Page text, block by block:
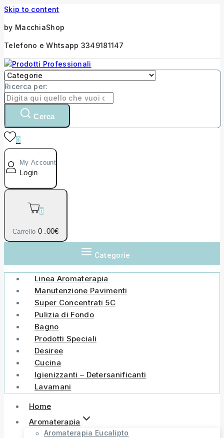
Skip to content
by MacchiaShop
Telefono e Whtsapp 3349181147
Ricerca per:
Cerca
0
My Account
Login
0
Carrello 0 .00€
Categorie
Linea Aromaterapia
Manutenzione Pavimenti
Super Concentrati 5C
Pulizia di Fondo
Bagno
Prodotti Speciali
Desiree
Cucina
Igienizzanti – Detersanificanti
Lavamani
Home
Aromaterapia
Aromaterapia Eucalipto